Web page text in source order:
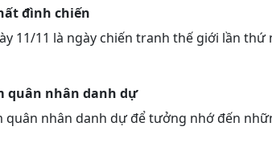
đình chiến
11/11 là ngày chiến tranh thế giới lần
quân nhân danh dự
quân nhân danh dự để tưởng nhớ đến